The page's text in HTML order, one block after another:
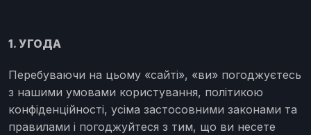
1. УГОДА
Перебуваючи на цьому «сайті», «ви» погоджуєтесь
з нашими умовами користування, політикою
конфіденційності, усіма застосовними законами та
правилами і погоджуйтеся з тим, що ви несете